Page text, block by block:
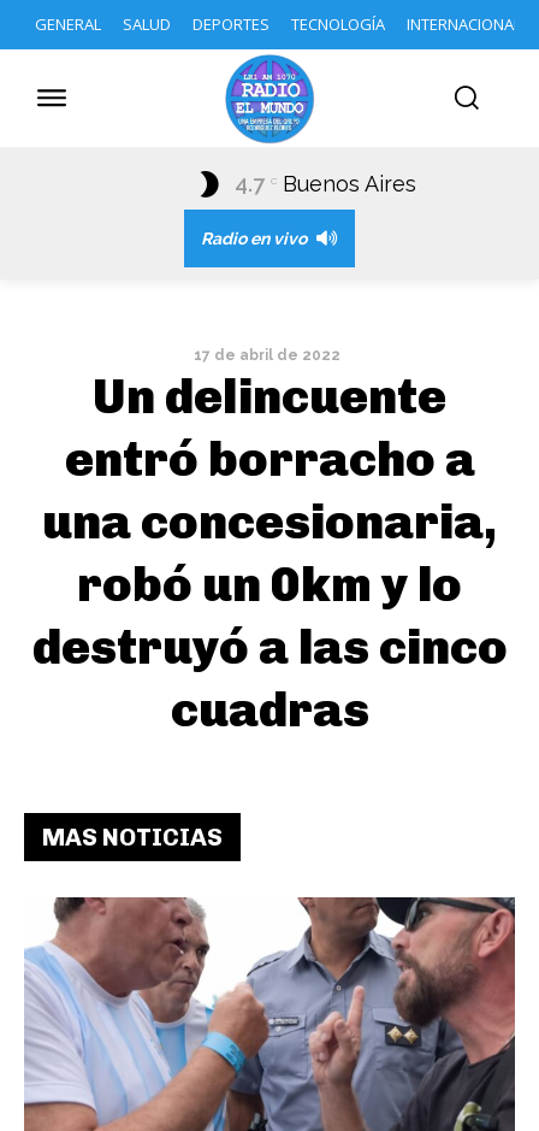
GENERAL SALUD DEPORTES TECNOLOGÍA INTERNACIONAL
4.7 C Buenos Aires
Radio en vivo
17 de abril de 2022
Un delincuente
entró borracho a
una concesionaria,
robó un 0km y lo
destruyó a las cinco
cuadras
MAS NOTICIAS